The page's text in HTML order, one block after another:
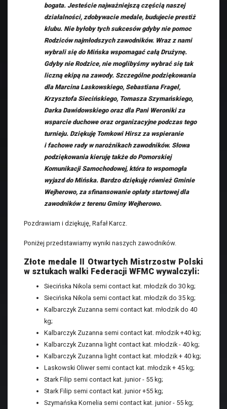
bogata. Jesteście najważniejszą częścią naszej
działalności, zdobywacie medale, budujecie prestiż
klubu. Nie byłoby tych sukcesów gdyby nie pomoc
Rodziców najmłodszych zawodników. Wraz z nami
wybrali się do Mińska wspomagać całą Drużynę.
Gdyby nie Rodzice, nie moglibyśmy wybrać się tak
liczną ekipą na zawody. Szczególne podziękowania
dla Marcina Laskowskiego, Sebastiana Fragel,
Krzysztofa Siecińskiego, Tomasza Szymańskiego,
Darka Dawidowskiego oraz dla Pani Weroniki za
wsparcie duchowe oraz organizacyjne podczas tego
turnieju. Dziękuję Tomkowi Hirsz za wspieranie
i fachowe rady w narożnikach zawodników. Słowa
podziękowania kieruję także do Pomorskiej
Komunikacji Samochodowej, która to wspomogła
wyjazd do Mińska. Bardzo dziękuję również Gminie
Wejherowo, za sfinansowanie opłaty startowej dla
zawodników z terenu Gminy Wejherowo.
Pozdrawiam i dziękuję, Rafał Karcz.
Poniżej przedstawiamy wyniki naszych zawodników.
Złote medale II Otwartych Mistrzostw Polski
w sztukach walki Federacji WFMC wywalczyli:
Siecińska Nikola semi contact kat. młodzik do 30 kg;
Siecińska Nikola semi contact kat. młodzik do 35 kg;
Kalbarczyk Zuzanna semi contact kat. młodzik do 40
kg;
Kalbarczyk Zuzanna semi contact kat. młodzik +40 kg;
Kalbarczyk Zuzanna light contact kat. młodzik - 40 kg;
Kalbarczyk Zuzanna light contact kat. młodzik + 40 kg;
Laskowski Oliwer semi contact kat. młodzik + 45 kg;
Stark Filip semi contact kat. junior - 55 kg;
Stark Filip semi contact kat. junior +55 kg;
Szymańska Kornelia semi contact kat. junior - 55 kg;